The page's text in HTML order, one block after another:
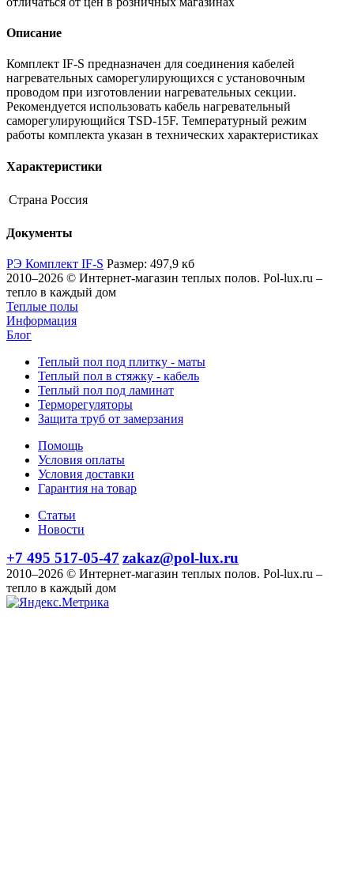
Описание
Комплект IF-S предназначен для соединения кабелей
нагревательных саморегулирующихся с установочным
проводом при изготовлении нагревательных секции.
Рекомендуется использовать кабель нагревательный
саморегулирующийся TSD-15F. Температурный режим
работы комплекта указан в технических характеристиках
Характеристики
Страна Россия
Документы
РЭ Комплект IF-S Размер: 497,9 кб
2010–2026 © Интернет-магазин теплых полов. Pol-lux.ru –
тепло в каждый дом
Теплые полы
Информация
Блог
Теплый пол под плитку - маты
Теплый пол в стяжку - кабель
Теплый пол под ламинат
Терморегуляторы
Защита труб от замерзания
Помощь
Условия оплаты
Условия доставки
Гарантия на товар
Статьи
Новости
+7 495 517-05-47 zakaz@pol-lux.ru
2010–2026 © Интернет-магазин теплых полов. Pol-lux.ru –
тепло в каждый дом